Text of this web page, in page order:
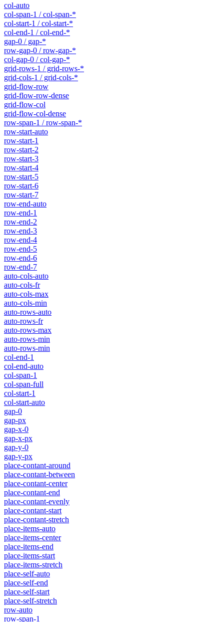
col-auto
col-span-1 / col-span-*
col-start-1 / col-start-*
col-end-1 / col-end-*
gap-0 / gap-*
row-gap-0 / row-gap-*
col-gap-0 / col-gap-*
grid-rows-1 / grid-rows-*
grid-cols-1 / grid-cols-*
grid-flow-row
grid-flow-row-dense
grid-flow-col
grid-flow-col-dense
row-span-1 / row-span-*
row-start-auto
row-start-1
row-start-2
row-start-3
row-start-4
row-start-5
row-start-6
row-start-7
row-end-auto
row-end-1
row-end-2
row-end-3
row-end-4
row-end-5
row-end-6
row-end-7
auto-cols-auto
auto-cols-fr
auto-cols-max
auto-cols-min
auto-rows-auto
auto-rows-fr
auto-rows-max
auto-rows-min
auto-rows-min
col-end-1
col-end-auto
col-span-1
col-span-full
col-start-1
col-start-auto
gap-0
gap-px
gap-x-0
gap-x-px
gap-y-0
gap-y-px
place-contant-around
place-contant-between
place-contant-center
place-contant-end
place-contant-evenly
place-contant-start
place-contant-stretch
place-items-auto
place-items-center
place-items-end
place-items-start
place-items-stretch
place-self-auto
place-self-end
place-self-start
place-self-stretch
row-auto
row-span-1